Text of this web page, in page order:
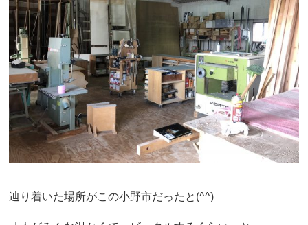
辿り着いた場所がこの小野市だったと(^^)